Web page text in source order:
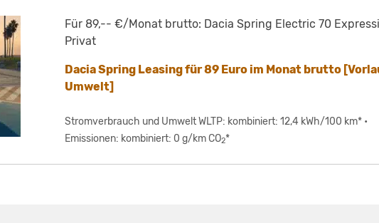
Für 89,-- €/Monat brutto: Dacia Spring Electric 70
Privat
Dacia Spring Leasing für 89 Euro im Monat brutto
Umwelt]
Stromverbrauch und Umwelt WLTP: kombiniert: 12,4 kWh/100 km* •
Emissionen: kombiniert: 0 g/km CO2*